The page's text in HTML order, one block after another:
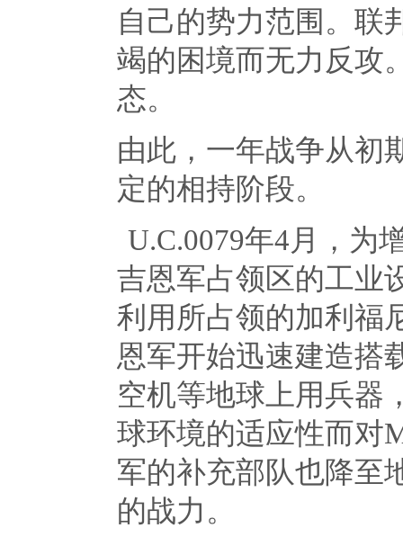
自己的势力范围。联
竭的困境而无力反攻
态。
由此，一年战争从初
定的相持阶段。
U.C.0079年4月，为
吉恩军占领区的工业
利用所占领的加利福
恩军开始迅速建造搭
空机等地球上用兵器
球环境的适应性而对
军的补充部队也降至
的战力。